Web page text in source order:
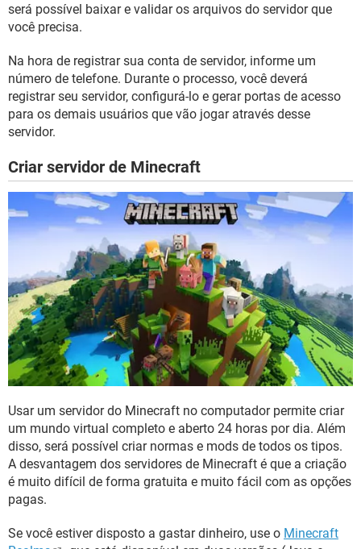
será possível baixar e validar os arquivos do servidor que
você precisa.
Na hora de registrar sua conta de servidor, informe um
número de telefone. Durante o processo, você deverá
registrar seu servidor, configurá-lo e gerar portas de acesso
para os demais usuários que vão jogar através desse
servidor.
Criar servidor de Minecraft
Usar um servidor do Minecraft no computador permite criar
um mundo virtual completo e aberto 24 horas por dia. Além
disso, será possível criar normas e mods de todos os tipos.
A desvantagem dos servidores de Minecraft é que a criação
é muito difícil de forma gratuita e muito fácil com as opções
pagas.
Se você estiver disposto a gastar dinheiro, use o Minecraft